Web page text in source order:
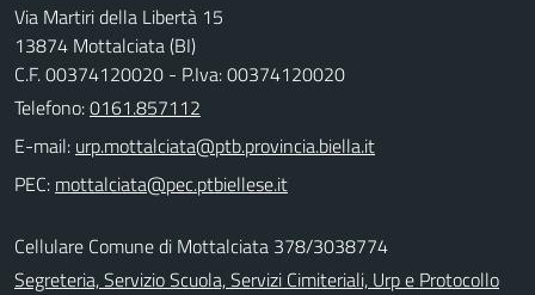
Via Martiri della Libertà 15
13874 Mottalciata (BI)
C.F. 00374120020 - P.Iva: 00374120020
Telefono:0161.857112
E-mail:
PEC:
Cellulare Comune di Mottalciata 378/3038774
Segreteria, Servizio Scuola, Servizi Cimiteriali, Urp e Protocollo